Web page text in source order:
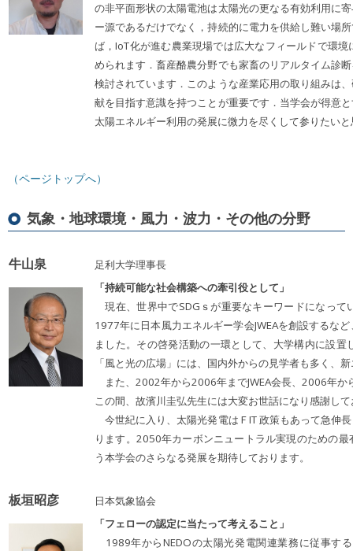
の非平面形状の太陽電池は太陽光の更なる有効利用に
ー源であるだけでなく，持続的に電力を供給し難い場
ば，IoT化が進む農業現場では広大なフィールドで環
められます．畜産酪農分野でも家畜のリアルタイム診
検討されています．このような産業応用の取り組みは
献を目指す意識を持つことが重要です．当学会が得意
太陽エネルギー利用の発展に微力を尽くして参りたい
（ページトップへ）
気象・地球環境・風力・波力・その他の分野
牛山泉
足利大学理事長
「持続可能な社会構築への牽引役として」
現在、世界中でSDGｓが重要なキーワードになっ
1977年に日本風力エネルギー学会JWEAを創設するな
ました。その啓発活動の一環として、大学構内に設
「風と光の広場」には、国内外からの見学者も多く、
また、2002年から2006年までJWEA会長、2006年か
この間、故濱川圭弘先生には大変お世話になり感謝し
今世紀に入り、太陽光発電はＦIT 政策もあって急伸
ります。2050年カーボンニュートラル実現のための
う本学会のさらなる発展を期待しております。
板垣昭彦
日本気象協会
「フェローの認定に当たって考えること」
1989年からNEDOの太陽光発電関連業務に従事す